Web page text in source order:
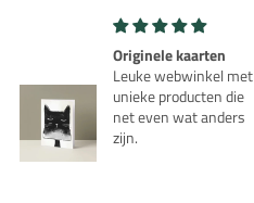
Robot Robby Planet
Leuk nostalgisch model
als je de jaren 50 film
kent.